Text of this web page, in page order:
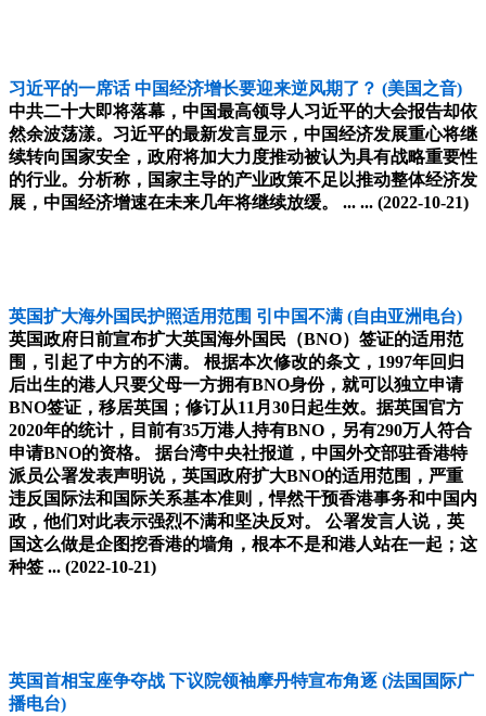
习近平的一席话 中国经济增长要迎来逆风期了？ (美国之音)
中共二十大即将落幕，中国最高领导人习近平的大会报告却依
然余波荡漾。习近平的最新发言显示，中国经济发展重心将继
续转向国家安全，政府将加大力度推动被认为具有战略重要性
的行业。分析称，国家主导的产业政策不足以推动整体经济发
展，中国经济增速在未来几年将继续放缓。 ... ... (2022-10-21)
英国扩大海外国民护照适用范围 引中国不满 (自由亚洲电台)
英国政府日前宣布扩大英国海外国民（BNO）签证的适用范
围，引起了中方的不满。 根据本次修改的条文，1997年回归
后出生的港人只要父母一方拥有BNO身份，就可以独立申请
BNO签证，移居英国；修订从11月30日起生效。据英国官方
2020年的统计，目前有35万港人持有BNO，另有290万人符合
申请BNO的资格。 据台湾中央社报道，中国外交部驻香港特
派员公署发表声明说，英国政府扩大BNO的适用范围，严重
违反国际法和国际关系基本准则，悍然干预香港事务和中国内
政，他们对此表示强烈不满和坚决反对。 公署发言人说，英
国这么做是企图挖香港的墙角，根本不是和港人站在一起；这
种签 ... (2022-10-21)
英国首相宝座争夺战 下议院领袖摩丹特宣布角逐 (法国国际广
播电台)